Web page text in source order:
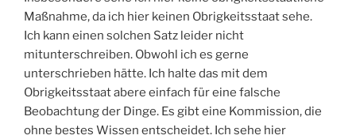
Maßnahme, da ich hier keinen Obrigkeitsstaat sehe.
Ich kann einen solchen Satz leider nicht
mitunterschreiben. Obwohl ich es gerne
unterschrieben hätte. Ich halte das mit dem
Obrigkeitsstaat abere einfach für eine falsche
Beobachtung der Dinge. Es gibt eine Kommission, die
ohne bestes Wissen entscheidet. Ich sehe hier